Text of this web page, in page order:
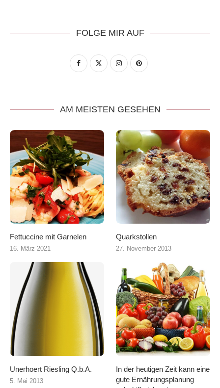
FOLGE MIR AUF
AM MEISTEN GESEHEN
Fettuccine mit Garnelen
16. März 2021
Quarkstollen
27. November 2013
Unerhoert Riesling Q.b.A.
5. Mai 2013
In der heutigen Zeit kann eine
gute Ernährungsplanung